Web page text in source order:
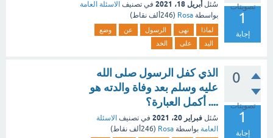
تصويتات
1
إجابة
سُئل أبريل 18، 2021 في تصنيف الاسئلة العامة
بواسطة Rosa
(246ألف نقاط)
لماذا نهى الرسول عن
وضع
اليد
على الخد
0
تصويتات
1
إجابة
الذي كفل الرسول صلى الله
عليه وسلم بعد وفاة والدته هو
.... أكمل العبارة؟
سُئل فبراير 20، 2021 في تصنيف الاسئلة
العامة بواسطة Rosa
(246ألف نقاط)